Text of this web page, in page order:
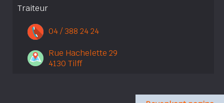
Traiteur
04 / 388 24 24
Rue Hachelette 29
4130 Tilff